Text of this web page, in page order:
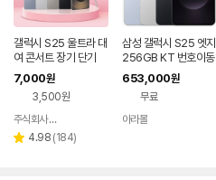
을
안
내
를
나
타
는
표
갤럭시 S25 울트라 대
여 콘서트 장기 단기
7,000원
3,500원
페이
주식회사 폰빌리지
별 4.98 리
(184)
삼성 갤럭시 S25 엣지
256GB KT 번호이동
완납 80요금제
653,000원
무료
아라몰